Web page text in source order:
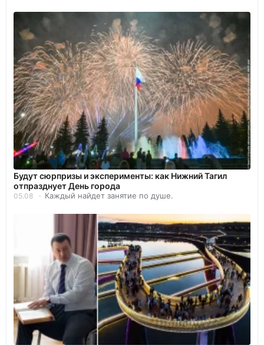
Будут сюрпризы и эксперименты: как Нижний Тагил
отпразднует День города
05.08 Каждый найдет занятие по душе.